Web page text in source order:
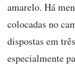
amarelo. Há
colocadas no
dispostas em
especialmente